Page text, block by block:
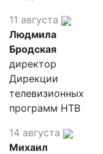
11 августа
Людмила
Бродская
директор
Дирекции
телевизионных
программ НТВ
14 августа
Михаил